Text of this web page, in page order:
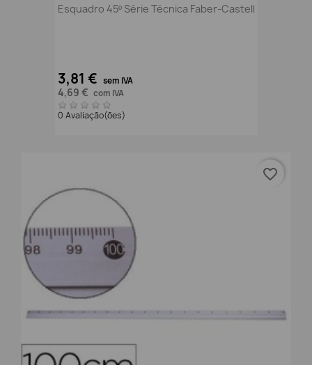
Esquadro 45º Série Técnica Faber-Castell
3,81 € sem IVA
4,69 € com IVA
0 Avaliação(ões)
favorite_border